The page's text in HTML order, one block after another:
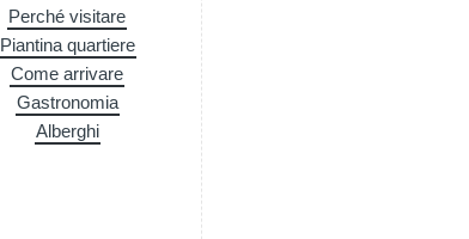
Perché visitare
Piantina quartiere
Come arrivare
Gastronomia
Alberghi